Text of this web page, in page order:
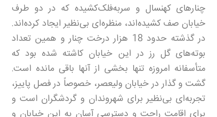
چنارهای کهنسال و سربه‌فلک‌کشیده که در دو طرف
خیابان صف کشیده‌اند، منظره‌ای بی‌نظیر ایجاد کرده‌اند.
در گذشته حدود 18 هزار درخت چنار و همین تعداد
بوته‌های گل رز در این خیابان کاشته شده بود که
متأسفانه امروزه تنها بخشی از آنها باقی مانده است.
گشت و گذار در خیابان ولیعصر، خصوصاً در فصل پاییز،
تجربه‌ای بی‌نظیر برای شهروندان و گردشگران است و
برای اقامت راحت و دسترسی آسان به این خیابان و